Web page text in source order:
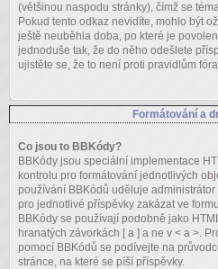
(většinou naspodu stránky), čímž se
Pokud tento odkaz nevidíte, mohlo být
ještě neuběhla doba, po které je
jednoduše tak, že do něho odešlete
ujistěte se, že to není proti pravidlům
Formátování a
Co jsou to BBKódy?
BBKódy jsou speciální implementace
kontrolu pro formátování jednotlivých
používání BBKódů uděluje
pro jednotlivé příspěvky zakázat ve
BBKódy se používají podobně jako
hranatých závorkách [ a ] a ne v < a >.
pomocí BBKódů se podívejte na
stránce, na které se píší příspěvky.